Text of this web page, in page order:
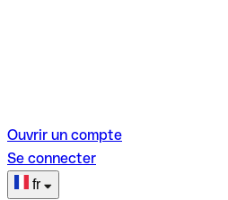
Ouvrir un compte
Se connecter
fr